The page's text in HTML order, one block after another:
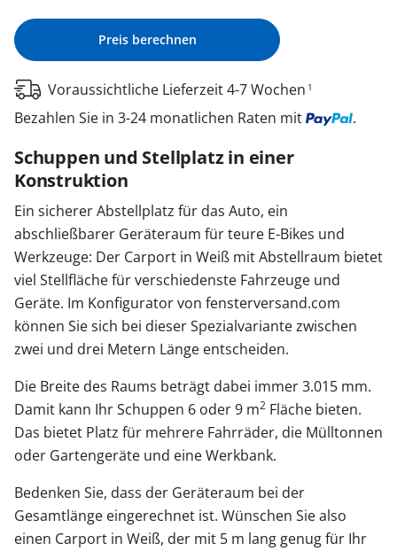
Preis berechnen
Voraussichtliche Lieferzeit 4-7 Wochen 1
Bezahlen Sie in 3-24 monatlichen Raten mit .
Schuppen und Stellplatz in einer
Konstruktion
Ein sicherer Abstellplatz für das Auto, ein
abschließbarer Geräteraum für teure E-Bikes und
Werkzeuge: Der Carport in Weiß mit Abstellraum bietet
viel Stellfläche für verschiedenste Fahrzeuge und
Geräte. Im Konfigurator von fensterversand.com
können Sie sich bei dieser Spezialvariante zwischen
zwei und drei Metern Länge entscheiden.
Die Breite des Raums beträgt dabei immer 3.015 mm.
Damit kann Ihr Schuppen 6 oder 9 m2 Fläche bieten.
Das bietet Platz für mehrere Fahrräder, die Mülltonnen
oder Gartengeräte und eine Werkbank.
Bedenken Sie, dass der Geräteraum bei der
Gesamtlänge eingerechnet ist. Wünschen Sie also
einen Carport in Weiß, der mit 5 m lang genug für Ihr